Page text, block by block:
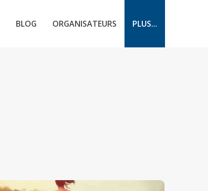
BLOG ORGANISATEURS PLUS...